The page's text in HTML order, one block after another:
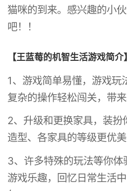
猫咪的到来。感兴趣的小
吧！！
【王蓝莓的机智生活游戏简介】
1、游戏简单易懂，游戏玩
复杂的操作轻松闯关，带
2、升级和更换家具，装扮
造型、各家具的等级更优
3、许多特殊的玩法等你体
游戏乐趣，回忆日常生活